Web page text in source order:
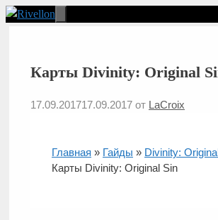
Перейти
Карты Divinity: Original
17.09.201717.09.2017 от LaCroix
Главная » Гайды » Divinity:
Карты Divinity: Original Sin